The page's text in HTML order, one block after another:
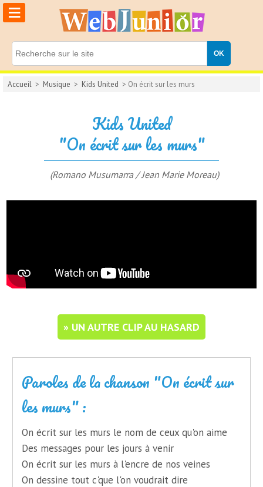
≡
Accueil > Musique > Kids United > On écrit sur les murs
Kids United
"On écrit sur les murs"
(Romano Musumarra / Jean Marie Moreau)
» UN AUTRE CLIP AU HASARD
Paroles de la chanson "On écrit sur
les murs" :
On écrit sur les murs le nom de ceux qu'on aime
Des messages pour les jours à venir
On écrit sur les murs à l'encre de nos veines
On dessine tout c'que l'on voudrait dire